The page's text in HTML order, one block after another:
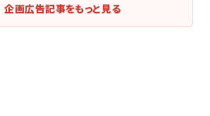
企画広告記事をもっと見る